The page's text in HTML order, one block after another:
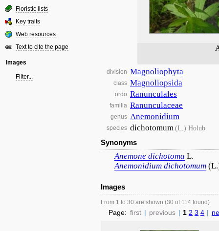
Floristic lists
Key traits
Web resources
Text to cite the page
Images
Filter...
division Magnoliophyta
class Magnoliopsida
ordo Ranunculales
familia Ranunculaceae
genus Anemonidium
species dichotomum(L.) Holub
Synonyms
Anemone dichotoma L.
Anemonidium dichotomum
Images
From 1 to 30 are shown (30 of 114 found)
Page: first | previous | 1 2 3 4 |